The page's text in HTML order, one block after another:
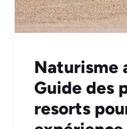
Naturisme
Guide des
resorts